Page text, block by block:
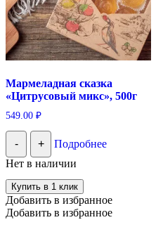
Мармеладная сказка
«Цитрусовый микс», 500г
549.00 ₽
- +
Подробнее
Нет в наличии
Купить в 1 клик
Добавить в избранное
Добавить в избранное